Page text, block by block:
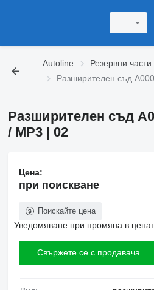
Autoline Резервни части
Разширителен съд
Разширителен съд
/ MP3 | 02
Цена:
при поискване
Поискайте цена
Уведомяване при промяна в
Свържете се с продавача